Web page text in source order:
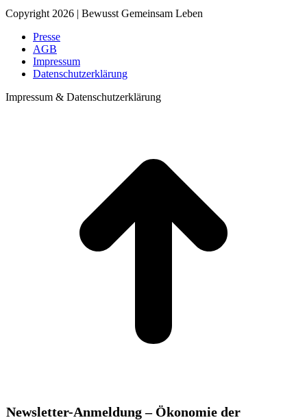
Copyright 2026 | Bewusst Gemeinsam Leben
Presse
AGB
Impressum
Datenschutzerklärung
Impressum & Datenschutzerklärung
Newsletter-Anmeldung – Ökonomie der